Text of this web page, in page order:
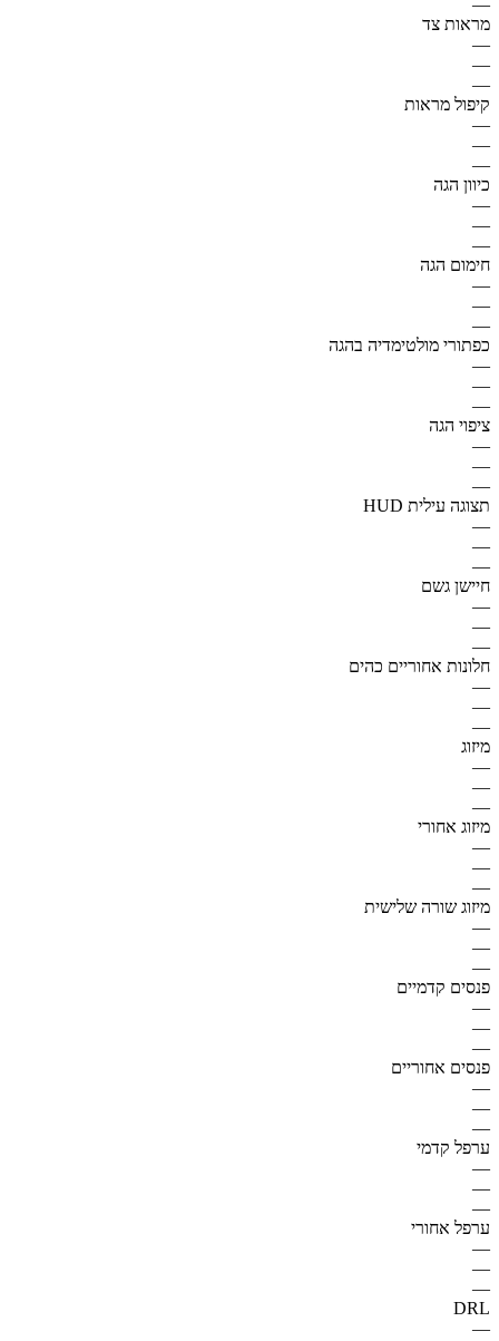
מראות צד
—
—
—
קיפול מראות
—
—
—
כיוון הגה
—
—
—
חימום הגה
—
—
—
כפתורי מולטימדיה בהגה
—
—
—
ציפוי הגה
—
—
—
תצוגה עילית HUD
—
—
—
חיישן גשם
—
—
—
חלונות אחוריים כהים
—
—
—
מיזוג
—
—
—
מיזוג אחורי
—
—
—
מיזוג שורה שלישית
—
—
—
פנסים קדמיים
—
—
—
פנסים אחוריים
—
—
—
ערפל קדמי
—
—
—
ערפל אחורי
—
—
—
DRL
—